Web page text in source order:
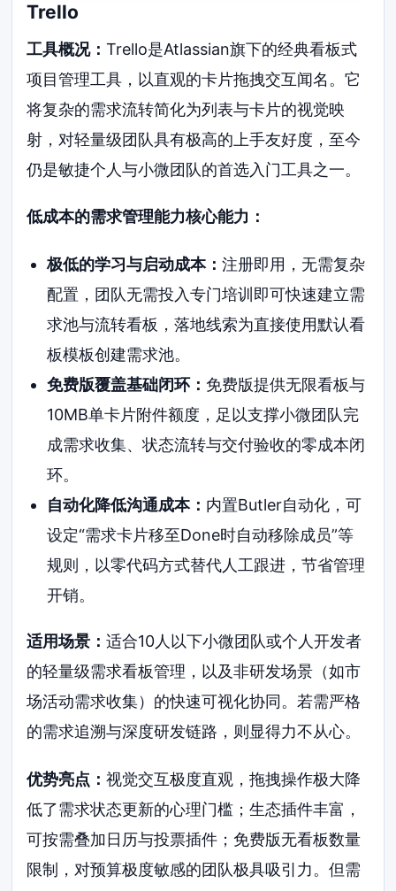
Trello
工具概况：Trello是Atlassian旗下的经典看板式
项目管理工具，以直观的卡片拖拽交互闻名。它
将复杂的需求流转简化为列表与卡片的视觉映
射，对轻量级团队具有极高的上手友好度，至今
仍是敏捷个人与小微团队的首选入门工具之一。
低成本的需求管理能力核心能力：
极低的学习与启动成本： 注册即用，无需复杂
配置，团队无需投入专门培训即可快速建立需
求池与流转看板，落地线索为直接使用默认看
板模板创建需求池。
免费版覆盖基础闭环： 免费版提供无限看板与
10MB单卡片附件额度，足以支撑小微团队完
成需求收集、状态流转与交付验收的零成本闭
环。
自动化降低沟通成本： 内置Butler自动化，可
设定“需求卡片移至Done时自动移除成员”等
规则，以零代码方式替代人工跟进，节省管理
开销。
适用场景：适合10人以下小微团队或个人开发者
的轻量级需求看板管理，以及非研发场景（如市
场活动需求收集）的快速可视化协同。若需严格
的需求追溯与深度研发链路，则显得力不从心。
优势亮点：视觉交互极度直观，拖拽操作极大降
低了需求状态更新的心理门槛；生态插件丰富，
可按需叠加日历与投票插件；免费版无看板数量
限制，对预算极度敏感的团队极具吸引力。但需